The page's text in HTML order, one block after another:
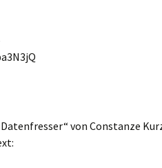
von Constanze